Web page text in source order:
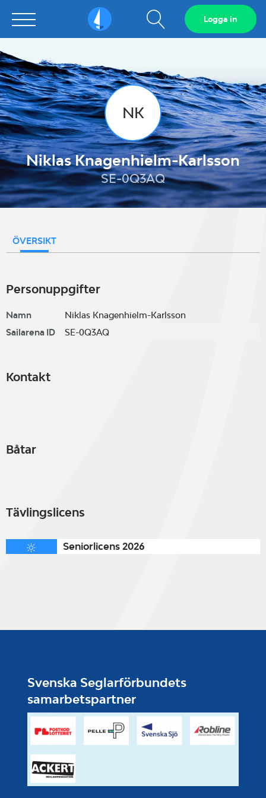
Sailarena Visa
sökfält
Logga in
NK
Niklas Knagenhielm-Karlsson
SE-0Q3AQ
ÖVERSIKT
Personuppgifter
Namn
Niklas Knagenhielm-Karlsson
Sailarena ID
SE-0Q3AQ
Kontakt
Båtar
Tävlingslicens
Seniorlicens 2026
Svenska Seglarförbundets
samarbetspartner